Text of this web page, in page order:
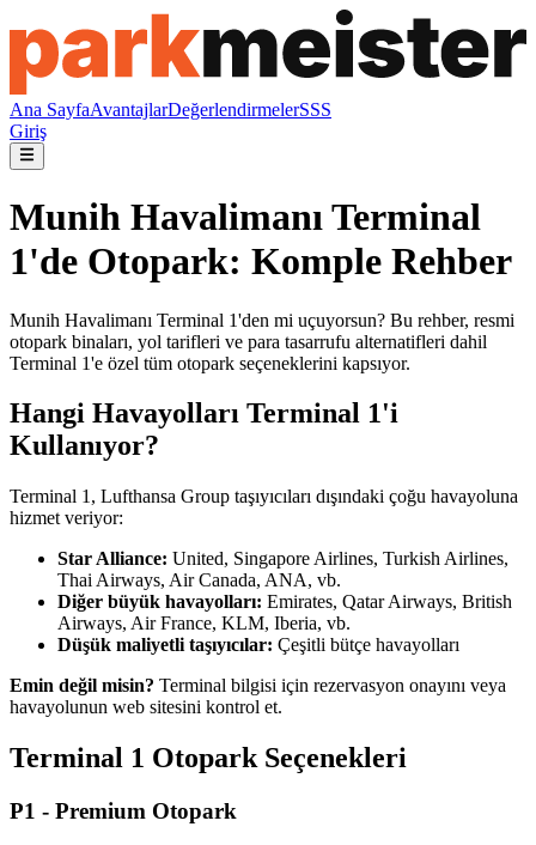
Ana SayfaAvantajlarDeğerlendirmelerSSS
Giriş
Munih Havalimanı Terminal
1'de Otopark: Komple Rehber
Munih Havalimanı Terminal 1'den mi uçuyorsun? Bu rehber, resmi
otopark binaları, yol tarifleri ve para tasarrufu alternatifleri dahil
Terminal 1'e özel tüm otopark seçeneklerini kapsıyor.
Hangi Havayolları Terminal 1'i
Kullanıyor?
Terminal 1, Lufthansa Group taşıyıcıları dışındaki çoğu havayoluna
hizmet veriyor:
Star Alliance: United, Singapore Airlines, Turkish Airlines,
Thai Airways, Air Canada, ANA, vb.
Diğer büyük havayolları: Emirates, Qatar Airways, British
Airways, Air France, KLM, Iberia, vb.
Düşük maliyetli taşıyıcılar: Çeşitli bütçe havayolları
Emin değil misin? Terminal bilgisi için rezervasyon onayını veya
havayolunun web sitesini kontrol et.
Terminal 1 Otopark Seçenekleri
P1 - Premium Otopark